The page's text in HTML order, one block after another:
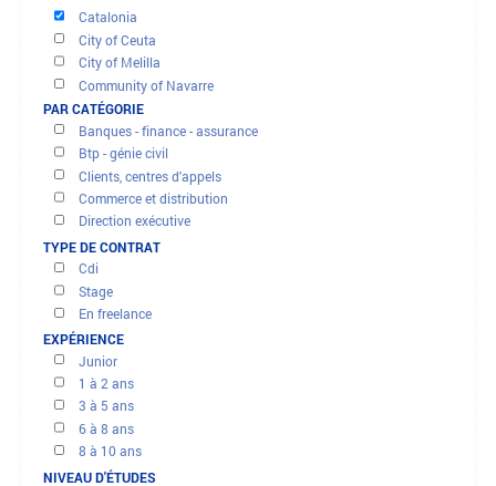
FILTRER LES RÉSULTATS
PAR RÉGION
Andalusia
Aragón
Cantabria
Castile La Mancha
Catalonia
City of Ceuta
City of Melilla
Community of Navarre
Madrid Region
PAR CATÉGORIE